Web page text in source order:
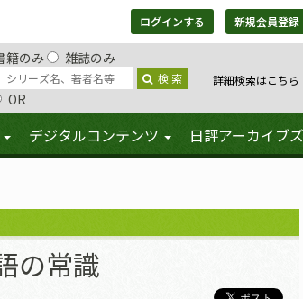
ログインする 新規会員登録
籍のみ 雑誌のみ
検 索 詳細検索はこちら
OR
デジタルコンテンツ 日評アーカイブズ
の常識